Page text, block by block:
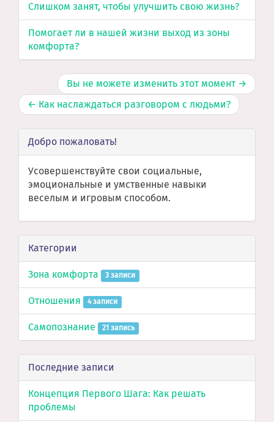
Слишком занят, чтобы улучшить свою жизнь?
Помогает ли в нашей жизни выход из зоны
комфорта?
Вы не можете изменить этот момент →
← Как наслаждаться разговором с людьми?
Добро пожаловать!
Усовершенствуйте свои социальные,
эмоциональные и умственные навыки
веселым и игровым способом.
Категории
Зона комфорта 3 записи
Отношения 4 записи
Самопознание 21 запись
Последние записи
Концепция Первого Шага: Как решать
проблемы